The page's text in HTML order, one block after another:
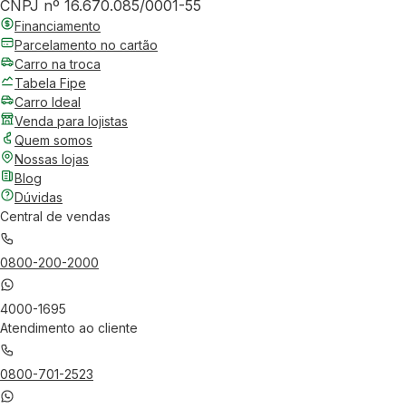
CNPJ nº 16.670.085/0001-55
Financiamento
Parcelamento no cartão
Carro na troca
Tabela Fipe
Carro Ideal
Venda para lojistas
Quem somos
Nossas lojas
Blog
Dúvidas
Central de vendas
0800-200-2000
4000-1695
Atendimento ao cliente
0800-701-2523